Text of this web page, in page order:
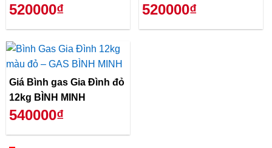
520000₫ 520000₫
Giá Bình gas Gia Đình đỏ
12kg BÌNH MINH
540000₫